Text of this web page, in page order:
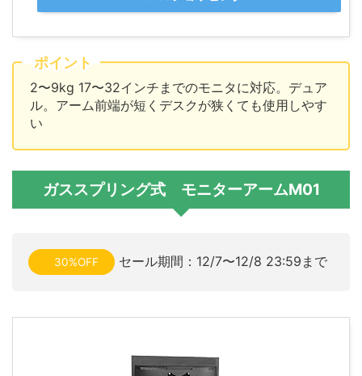
ポイント
2〜9kg 17〜32インチまでのモニタに対応。デュア
ル。アーム前端が短くデスクが狭くても使用しやす
い
ガススプリング式 モニターアームM01
30%OFF セール期間：12/7〜12/8 23:59まで